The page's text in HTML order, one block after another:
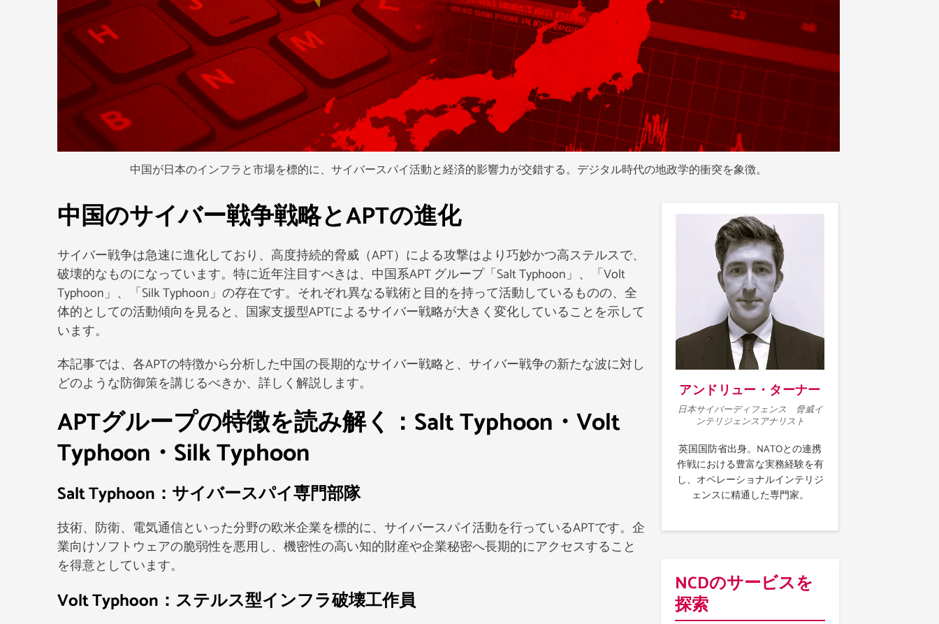
中国が日本のインフラと市場を標的に、サイバースパイ活動と経済的影響力が交錯する。デジタル時代の地政学的衝突を象徴。
中国のサイバー戦争戦略とAPTの進化
サイバー戦争は急速に進化しており、高度持続的脅威（APT）による攻撃はより巧妙かつ高ステルスで、
破壊的なものになっています。特に近年注目すべきは、中国系APT グループ「Salt Typhoon」、「Volt
Typhoon」、「Silk Typhoon」の存在です。それぞれ異なる戦術と目的を持って活動しているものの、全
体的としての活動傾向を見ると、国家支援型APTによるサイバー戦略が大きく変化していることを示して
います。
本記事では、各APTの特徴から分析した中国の長期的なサイバー戦略と、サイバー戦争の新たな波に対し
どのような防御策を講じるべきか、詳しく解説します。
APTグループの特徴を読み解く：Salt Typhoon・Volt
Typhoon・Silk Typhoon
Salt Typhoon：サイバースパイ専門部隊
技術、防衛、電気通信といった分野の欧米企業を標的に、サイバースパイ活動を行っているAPTです。企
業向けソフトウェアの脆弱性を悪用し、機密性の高い知的財産や企業秘密へ長期的にアクセスすること
を得意としています。
Volt Typhoon：ステルス型インフラ破壊工作員
アンドリュー・ターナー
日本サイバーディフェンス 脅威イ
ンテリジェンスアナリスト
英国国防省出身。NATOとの連携
作戦における豊富な実務経験を有
し、オペレーショナルインテリジ
ェンスに精通した専門家。
NCDのサービスを
探索